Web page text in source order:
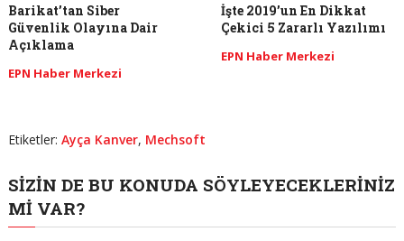
Barikat’tan Siber
Güvenlik Olayına Dair
Açıklama
EPN Haber Merkezi
İşte 2019’un En Dikkat
Çekici 5 Zararlı Yazılımı
EPN Haber Merkezi
Etiketler: Ayça Kanver, Mechsoft
SIZIN DE BU KONUDA SÖYLEYECEKLERINIZ
MI VAR?